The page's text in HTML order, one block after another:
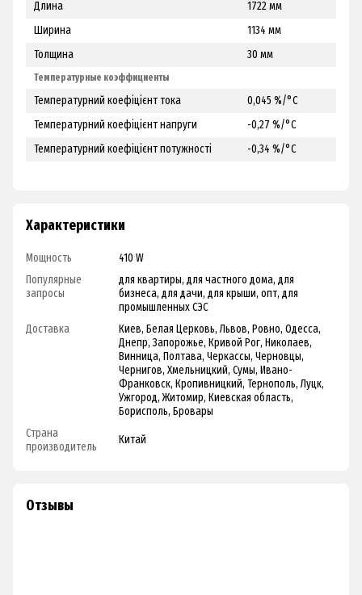
Длина
1722 мм
Ширина
1134 мм
Толщина
30 мм
Температурные коэффициенты
Температурний коефіцієнт тока
0,045 %/°С
Температурний коефіцієнт напруги
-0,27 %/°С
Температурний коефіцієнт потужності
-0,34 %/°С
Характеристики
Мощность
410 W
Популярные
запросы
для квартиры, для частного дома, для
бизнеса, для дачи, для крыши, опт, для
промышленных СЭС
Доставка
Киев, Белая Церковь, Львов, Ровно, Одесса,
Днепр, Запорожье, Кривой Рог, Николаев,
Винница, Полтава, Черкассы, Черновцы,
Чернигов, Хмельницкий, Сумы, Ивано-
Франковск, Кропивницкий, Тернополь, Луцк,
Ужгород, Житомир, Киевская область,
Борисполь, Бровары
Страна
производитель
Китай
Отзывы